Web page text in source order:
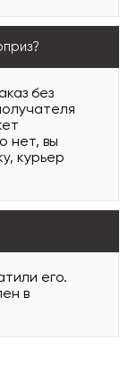
без
нет, вы
курьер
его.
в